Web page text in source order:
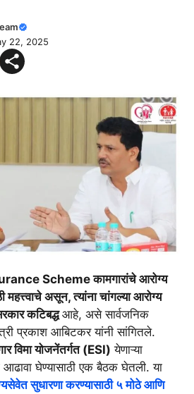
22, 2025
Scheme कामगारांचे आरोग्य
असून, त्यांना चांगल्या आरोग्य
कटिबद्धआहे, असे सार्वजनिक
प्रकाश आबिटकर यांनी सांगितले.
विमा योजनेंतर्गत (ESI) येणाऱ्या
आढावा घेण्यासाठी एक बैठक घेतली. या
सुधारणा करण्यासाठी ५ मोठे आणि